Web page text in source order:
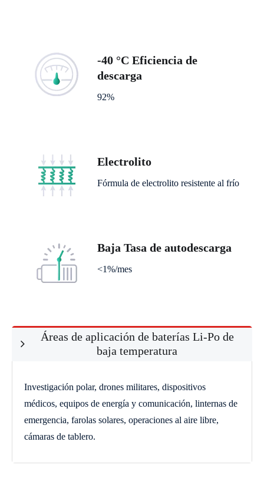
-40 °C Eficiencia de
descarga
92%
Electrolito
Fórmula de electrolito resistente al frío
Baja Tasa de autodescarga
<1%/mes
Áreas de aplicación de baterías Li-Po de
baja temperatura
Investigación polar, drones militares, dispositivos
médicos, equipos de energía y comunicación, linternas de
emergencia, farolas solares, operaciones al aire libre,
cámaras de tablero.